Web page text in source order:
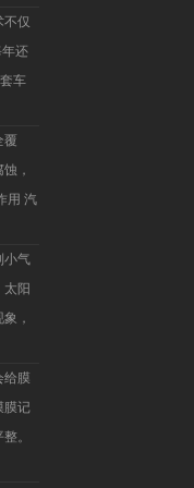
仅
还
车
覆
，
用 汽
小气
阳
，
给膜
膜记
。